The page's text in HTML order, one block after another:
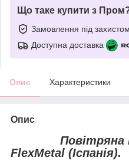
Що таке купити з
Замовлення під захистом
Доступна доставка
Опис Характеристики
Опис
Повітряна
FlexMetal (Іспанія).